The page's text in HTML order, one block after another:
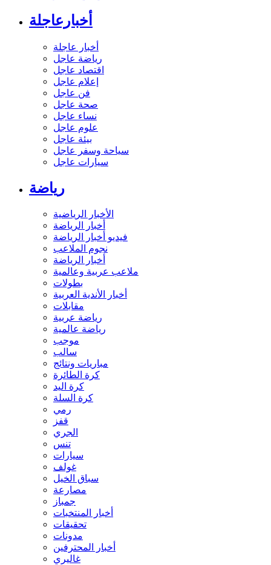
أخبارعاجلة
أخبار عاجلة
رياضة عاجل
اقتصاد عاجل
إعلام عاجل
فن عاجل
صحة عاجل
نساء عاجل
علوم عاجل
بيئة عاجل
سياحة وسفر عاجل
سيارات عاجل
رياضة
الأخبار الرياضية
أخبار الرياضة
فيديو أخبار الرياضة
نجوم الملاعب
أخبار الرياضة
ملاعب عربية وعالمية
بطولات
أخبار الأندية العربية
مقابلات
رياضة عربية
رياضة عالمية
موجب
سالب
مباريات ونتائج
كرة الطائرة
كرة اليد
كرة السلة
رمي
قفز
الجري
تنس
سيارات
غولف
سباق الخيل
مصارعة
جمباز
أخبار المنتخبات
تحقيقات
مدونات
أخبار المحترفين
غاليري